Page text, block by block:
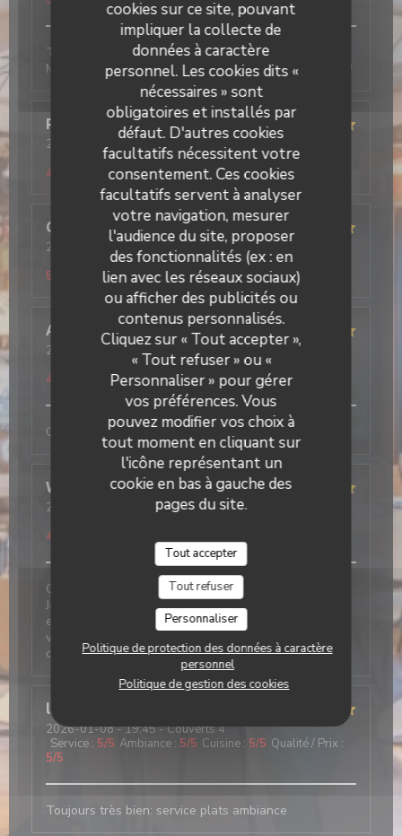
cookies sur ce site, pouvant
impliquer la collecte de
données à caractère
personnel. Les cookies dits «
nécessaires » sont
obligatoires et installés par
défaut. D'autres cookies
facultatifs nécessitent votre
consentement. Ces cookies
facultatifs servent à analyser
votre navigation, mesurer
l'audience du site, proposer
des fonctionnalités (ex : en
lien avec les réseaux sociaux)
ou afficher des publicités ou
contenus personnalisés.
Cliquez sur « Tout accepter »,
« Tout refuser » ou «
Personnaliser » pour gérer
vos préférences. Vous
pouvez modifier vos choix à
tout moment en cliquant sur
l'icône représentant un
cookie en bas à gauche des
pages du site.
Tout accepter
Tout refuser
Personnaliser
Politique de protection des données à caractère
personnel
Politique de gestion des cookies
Tout est très bon, l’accueil, les plats et le service.
Mention excellent pour le tiramisu pistache, un régal !
Pascal
2026-01-10
- 19:00 - Couverts 2
5/5 Ambiance: 4/5 Cuisine:5/5 Qualité / Prix
4
Cécilia
2026-01-10 - 12:30 - Couverts 3
/5 Ambiance:5/5 Cuisine: 5/5 Qualité / Prix
5
Alan
2026-01-09
- 20:00 - Couverts 2
Ambiance: 5/5 Cuisine :5/5 Qualité / Prix
4
Comme tjs, convivial et excellent
Wolfgang F
2026-01-09
- 12:30 - Couverts 2
4
Cela fait 20 ans que j‘y vais, seul et avec des amis….
Jamais déçu. Les suggestions Du jours sont parfaites
et présentées comme il le faut… service adorable et
vu l‘affluence parfois un peu débordé…ambiance
chalet et cosy
laetitia
2026-01-08- 19:45 - Couverts 4
Service : 5/5 Ambiance : 5/5 Cuisine : 5/5 Qualité / Prix :
5/5
Toujours très bien: service plats ambiance
Il Caravaggio